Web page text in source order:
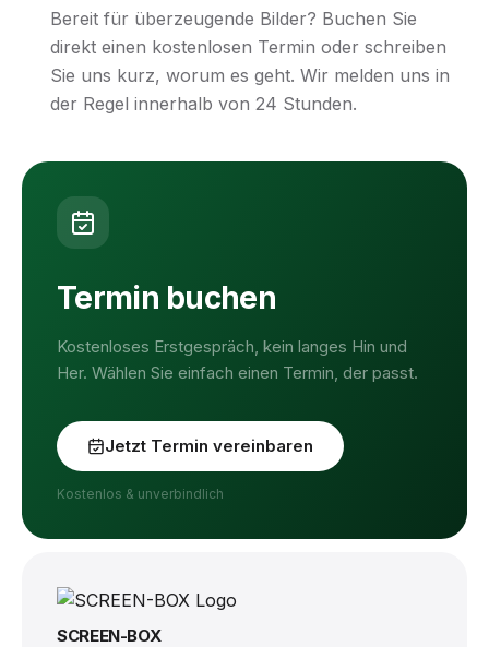
Bereit für überzeugende Bilder? Buchen Sie
direkt einen kostenlosen Termin oder schreiben
Sie uns kurz, worum es geht. Wir melden uns in
der Regel innerhalb von 24 Stunden.
Termin buchen
Kostenloses Erstgespräch, kein langes Hin und
Her. Wählen Sie einfach einen Termin, der passt.
Jetzt Termin vereinbaren
Kostenlos & unverbindlich
SCREEN-BOX